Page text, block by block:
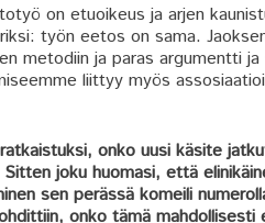
on etuoikeus ja arjen
työn eetos on sama.
metodiin ja paras argumentti ja
liittyy myös
onko uusi käsite
joku huomasi, että
sen perässä komeili
onko tämä mahdollisesti